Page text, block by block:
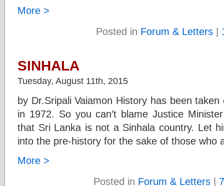
More >
Posted in Forum & Letters|
SINHALA
Tuesday, August 11th, 2015
by Dr.Sripali Vaiamon History has been
in 1972. So you can’t blame Justice
that Sri Lanka is not a Sinhala country. Let
into the pre-history for the sake of those
More >
Posted in Forum & Letters|